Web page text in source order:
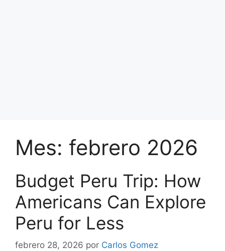
Mes: febrero 2026
Budget Peru Trip: How
Americans Can Explore
Peru for Less
febrero 28, 2026 por Carlos Gomez